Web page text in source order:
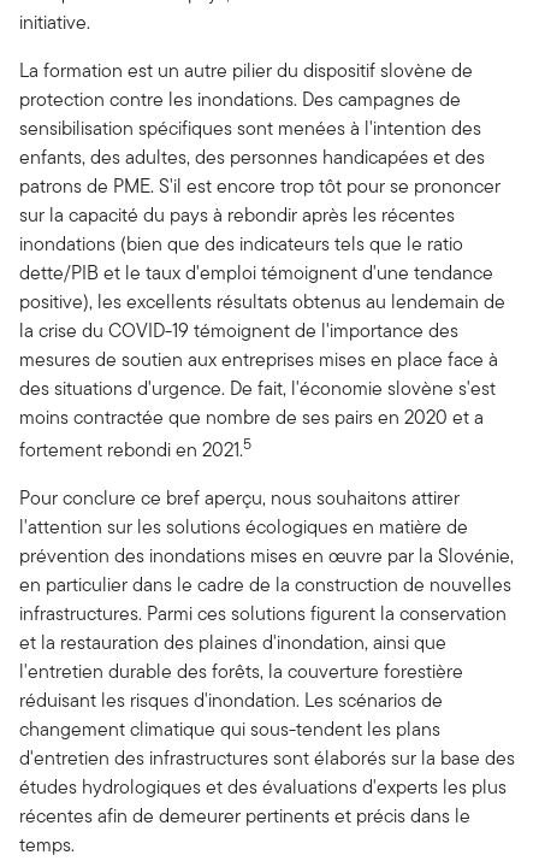
initiative.
La formation est un autre pilier du dispositif slovène de
protection contre les inondations. Des campagnes de
sensibilisation spécifiques sont menées à l'intention des
enfants, des adultes, des personnes handicapées et des
patrons de PME. S'il est encore trop tôt pour se prononcer
sur la capacité du pays à rebondir après les récentes
inondations (bien que des indicateurs tels que le ratio
dette/PIB et le taux d'emploi témoignent d'une tendance
positive), les excellents résultats obtenus au lendemain de
la crise du COVID-19 témoignent de l'importance des
mesures de soutien aux entreprises mises en place face à
des situations d'urgence. De fait, l'économie slovène s'est
moins contractée que nombre de ses pairs en 2020 et a
fortement rebondi en 2021.5
Pour conclure ce bref aperçu, nous souhaitons attirer
l'attention sur les solutions écologiques en matière de
prévention des inondations mises en œuvre par la Slovénie,
en particulier dans le cadre de la construction de nouvelles
infrastructures. Parmi ces solutions figurent la conservation
et la restauration des plaines d'inondation, ainsi que
l'entretien durable des forêts, la couverture forestière
réduisant les risques d'inondation. Les scénarios de
changement climatique qui sous-tendent les plans
d'entretien des infrastructures sont élaborés sur la base des
études hydrologiques et des évaluations d'experts les plus
récentes afin de demeurer pertinents et précis dans le
temps.